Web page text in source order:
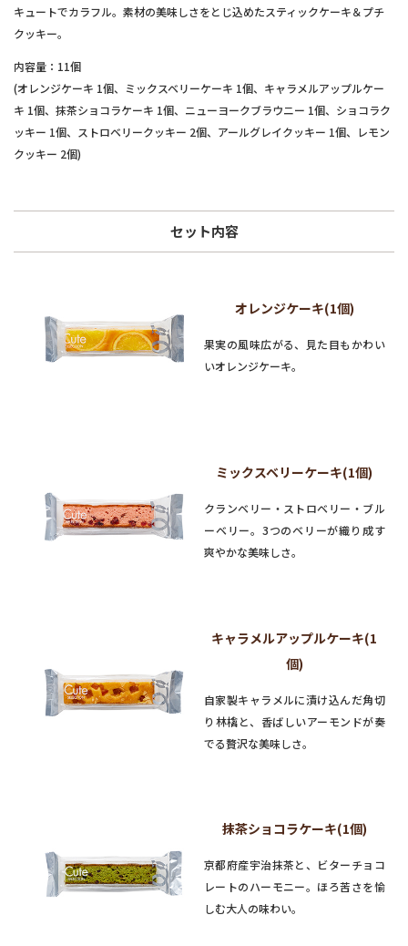
キュートでカラフル。素材の美味しさをとじ込めたスティックケーキ＆プチ
クッキー。
内容量：11個
(オレンジケーキ 1個、ミックスベリーケーキ 1個、キャラメルアップルケー
キ 1個、抹茶ショコラケーキ 1個、ニューヨークブラウニー 1個、ショコラク
ッキー 1個、ストロベリークッキー 2個、アールグレイクッキー 1個、レモン
クッキー 2個)
セット内容
オレンジケーキ(1個)
果実の風味広がる、見た目もかわい
いオレンジケーキ。
ミックスベリーケーキ(1個)
クランベリー・ストロベリー・ブル
ーベリー。3つのベリーが織り成す
爽やかな美味しさ。
キャラメルアップルケーキ(1
個)
自家製キャラメルに漬け込んだ角切
り林檎と、香ばしいアーモンドが奏
でる贅沢な美味しさ。
抹茶ショコラケーキ(1個)
京都府産宇治抹茶と、ビターチョコ
レートのハーモニー。ほろ苦さを愉
しむ大人の味わい。